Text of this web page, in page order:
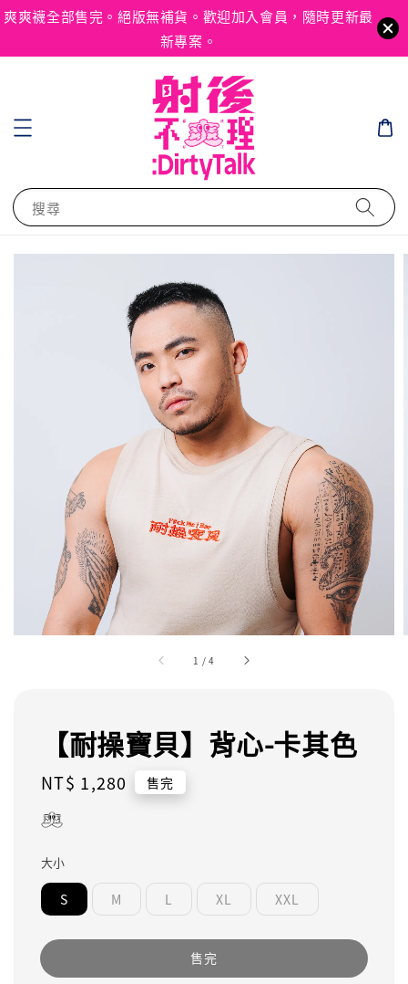
爽爽襪全部售完。絕版無補貨。歡迎加入會員，隨時更新最
新專案。
搜尋
1 /4
【耐操寶貝】背心-卡其色
Regular
price
NT$ 1,280 售完
大小
S M L XL XXL
售完